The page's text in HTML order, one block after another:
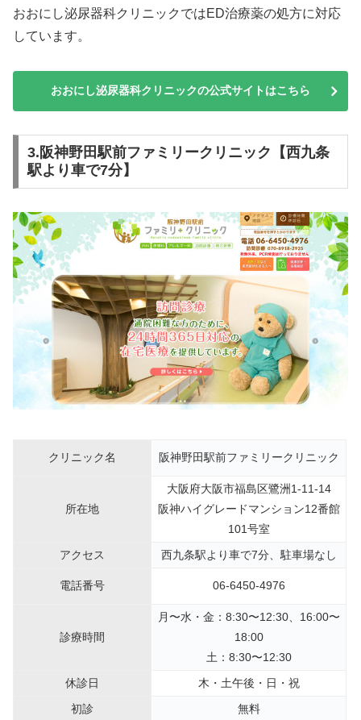
おおにし泌尿器科クリニックではED治療薬の処方に対応
しています。
おおにし泌尿器科クリニックの公式サイトはこちら
3.阪神野田駅前ファミリークリニック【西九条
駅より車で7分】
クリニック名 阪神野田駅前ファミリークリニック
所在地
大阪府大阪市福島区鷺洲1-11-14
阪神ハイグレードマンション12番館
101号室
アクセス
西九条駅より車で7分、駐車場なし
電話番号 06-6450-4976
診療時間
月〜水・金：8:30〜12:30、16:00〜
18:00
土：8:30〜12:30
休診日
木・土午後・日・祝
初診
無料